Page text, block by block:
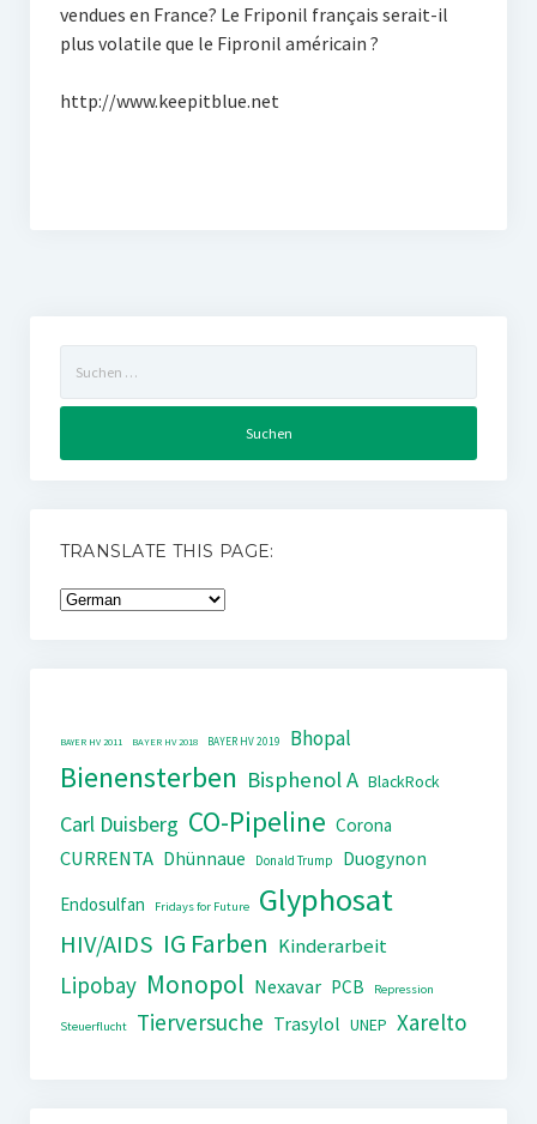
vendues en France? Le Friponil français serait-il
plus volatile que le Fipronil américain ?
http://www.keepitblue.net
nach:
TRANSLATE THIS PAGE:
BAYER HV 2011 BAYER HV 2018 BAYER HV 2019 Bhopal
Bienensterben Bisphenol A BlackRock
Carl Duisberg CO-Pipeline Corona
CURRENTA Dhünnaue Donald Trump
Duogynon
Endosulfan
Fridays for Future Glyphosat
HIV/AIDS IG Farben Kinderarbeit
Lipobay Monopol Nexavar PCB Repression
Steuerflucht Tierversuche Trasylol UNEP Xarelto